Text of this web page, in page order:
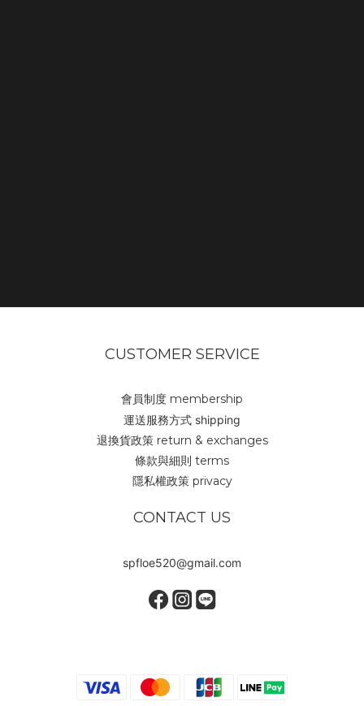
CUSTOMER SERVICE
會員制度 membership
運送服務方式 shipping
退換貨政策 return & exchanges
條款與細則 terms
隱私權政策 privacy
CONTACT US
spfloe520@gmail.com